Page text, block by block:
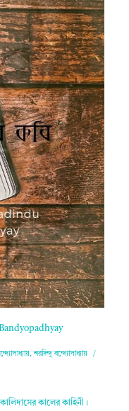
,শরদিন্দু বন্দ্যোপাধ্যায়
কালের কাহিনী।